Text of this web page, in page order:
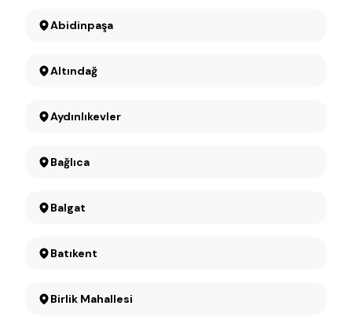
Abidinpaşa
Altındağ
Aydınlıkevler
Bağlıca
Balgat
Batıkent
Birlik Mahallesi